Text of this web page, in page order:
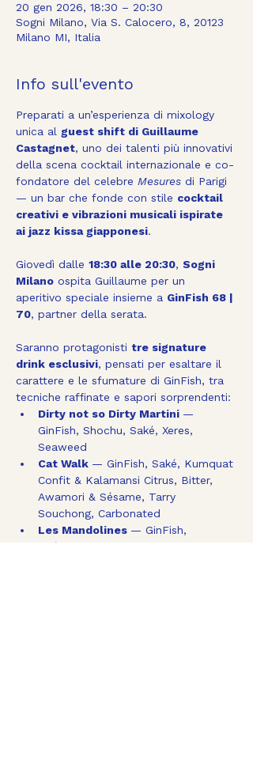
20 gen 2026, 18:30 – 20:30
Sogni Milano, Via S. Calocero, 8, 20123
Milano MI, Italia
Info sull'evento
Preparati a un’esperienza di mixology
unica al guest shift di Guillaume
Castagnet, uno dei talenti più innovativi
della scena cocktail internazionale e co-
fondatore del celebre Mesures di Parigi
— un bar che fonde con stile cocktail
creativi e vibrazioni musicali ispirate
ai jazz kissa giapponesi.
Giovedì dalle 18:30 alle 20:30, Sogni
Milano ospita Guillaume per un
aperitivo speciale insieme a GinFish 68 |
70, partner della serata.
Saranno protagonisti tre signature
drink esclusivi, pensati per esaltare il
carattere e le sfumature di GinFish, tra
tecniche raffinate e sapori sorprendenti:
Dirty not so Dirty Martini —
GinFish, Shochu, Saké, Xeres,
Seaweed
Cat Walk — GinFish, Saké, Kumquat
Confit & Kalamansi Citrus, Bitter,
Awamori & Sésame, Tarry
Souchong, Carbonated
Les Mandolines — GinFish,
Apéritivo & Bitter, Pomelo, Mustard